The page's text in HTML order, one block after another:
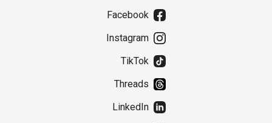
Facebook
Instagram
TikTok
Threads
LinkedIn